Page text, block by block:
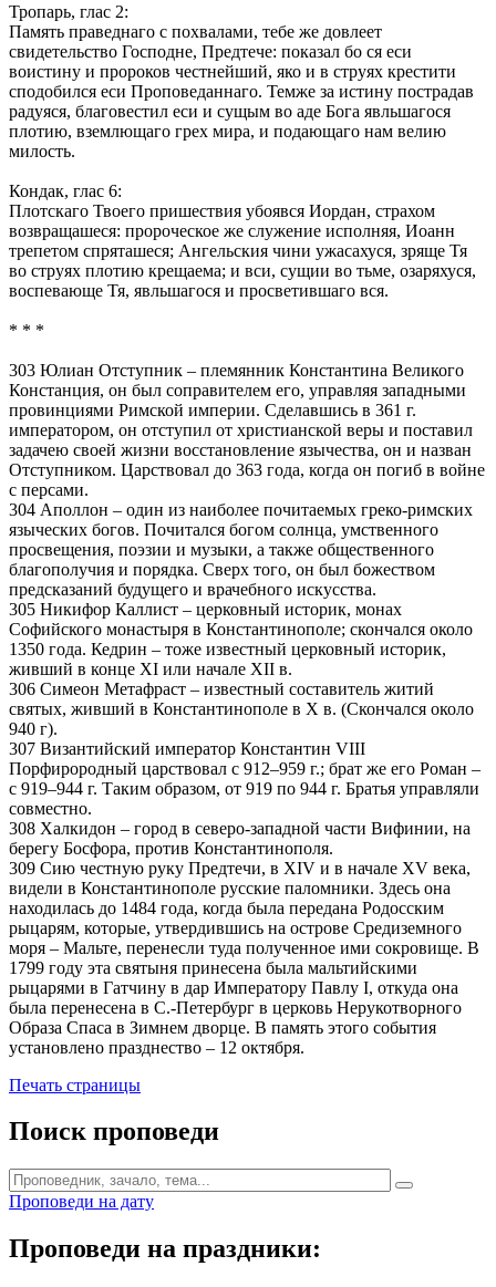
Тропарь, глас 2:
Память праведнаго с похвалами, тебе же довлеет
свидетельство Господне, Предтече: показал бо ся еси
воистину и пророков честнейший, яко и в струях крестити
сподобился еси Проповеданнаго. Темже за истину пострадав
радуяся, благовестил еси и сущым во аде Бога явльшагося
плотию, вземлющаго грех мира, и подающаго нам велию
милость.
Кондак, глас 6:
Плотскаго Твоего пришествия убоявся Иордан, страхом
возвращашеся: пророческое же служение исполняя, Иоанн
трепетом спряташеся; Ангельския чини ужасахуся, зряще Тя
во струях плотию крещаема; и вси, сущии во тьме, озаряхуся,
воспевающе Тя, явльшагося и просветившаго вся.
* * *
303 Юлиан Отступник – племянник Константина Великого
Констанция, он был соправителем его, управляя западными
провинциями Римской империи. Сделавшись в 361 г.
императором, он отступил от христианской веры и поставил
задачею своей жизни восстановление язычества, он и назван
Отступником. Царствовал до 363 года, когда он погиб в войне
с персами.
304 Аполлон – один из наиболее почитаемых греко-римских
языческих богов. Почитался богом солнца, умственного
просвещения, поэзии и музыки, а также общественного
благополучия и порядка. Сверх того, он был божеством
предсказаний будущего и врачебного искусства.
305 Никифор Каллист – церковный историк, монах
Софийского монастыря в Константинополе; скончался около
1350 года. Кедрин – тоже известный церковный историк,
живший в конце XI или начале XII в.
306 Симеон Метафраст – известный составитель житий
святых, живший в Константинополе в X в. (Скончался около
940 г).
307 Византийский император Константин VIII
Порфирородный царствовал с 912–959 г.; брат же его Роман –
с 919–944 г. Таким образом, от 919 по 944 г. Братья управляли
совместно.
308 Халкидон – город в северо-западной части Вифинии, на
берегу Босфора, против Константинополя.
309 Сию честную руку Предтечи, в XIV и в начале XV века,
видели в Константинополе русские паломники. Здесь она
находилась до 1484 года, когда была передана Родосским
рыцарям, которые, утвердившись на острове Средиземного
моря – Мальте, перенесли туда полученное ими сокровище. В
1799 году эта святыня принесена была мальтийскими
рыцарями в Гатчину в дар Императору Павлу I, откуда она
была перенесена в С.-Петербург в церковь Нерукотворного
Образа Спаса в Зимнем дворце. В память этого события
установлено празднество – 12 октября.
Печать страницы
Поиск проповеди
Проповеди на дату
Проповеди на праздники: